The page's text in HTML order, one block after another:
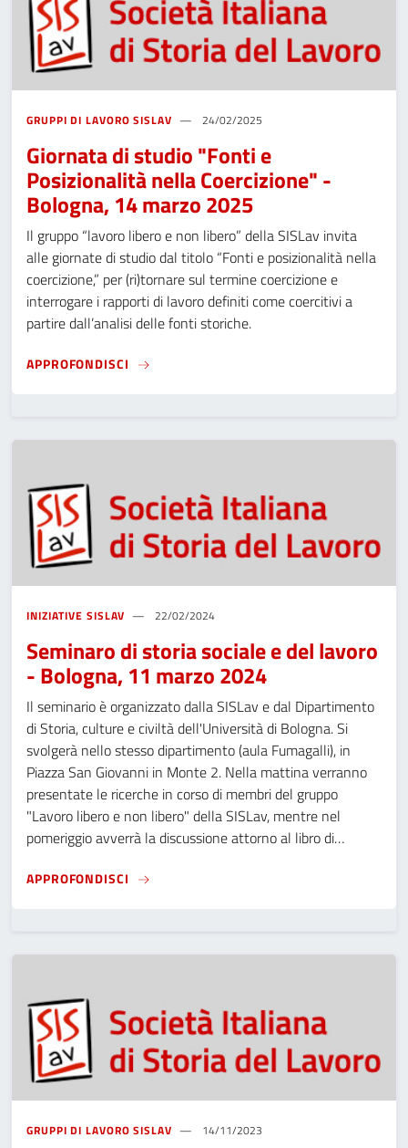
GRUPPI DI LAVORO SISLAV 24/02/2025
Giornata di studio "Fonti e
Posizionalità nella Coercizione" -
Bologna, 14 marzo 2025
Il gruppo “lavoro libero e non libero” della SISLav invita
alle giornate di studio dal titolo “Fonti e posizionalità nella
coercizione,” per (ri)tornare sul termine coercizione e
interrogare i rapporti di lavoro definiti come coercitivi a
partire dall’analisi delle fonti storiche.
APPROFONDISCI GIORNATA DI STUDIO "FONTI E
INIZIATIVE SISLAV 22/02/2024
Seminaro di storia sociale e del lavoro
- Bologna, 11 marzo 2024
Il seminario è organizzato dalla SISLav e dal Dipartimento
di Storia, culture e civiltà dell'Università di Bologna. Si
svolgerà nello stesso dipartimento (aula Fumagalli), in
Piazza San Giovanni in Monte 2. Nella mattina verranno
presentate le ricerche in corso di membri del gruppo
"Lavoro libero e non libero" della SISLav, mentre nel
pomeriggio avverrà la discussione attorno al libro di…
APPROFONDISCI SEMINARO DI STORIA SOCIALE E DEL
GRUPPI DI LAVORO SISLAV 14/11/2023